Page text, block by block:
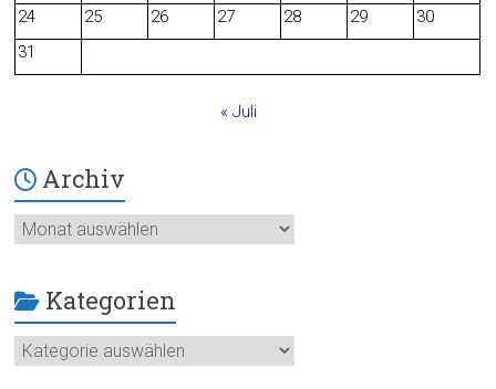
24
25 26 27 28 29
30
31
« Juli
Archiv
Archiv
Kategorien
Kategorien